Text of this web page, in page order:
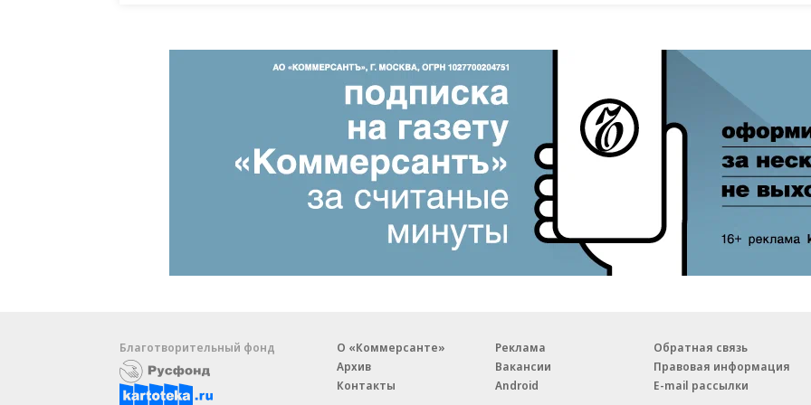
Благотворительный фонд
О «Коммерсанте»
Архив
Контакты
Реклама
Вакансии
Android
Обратная связь
Правовая информация
E-mail рассылки